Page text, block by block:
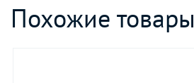
Похожие товары